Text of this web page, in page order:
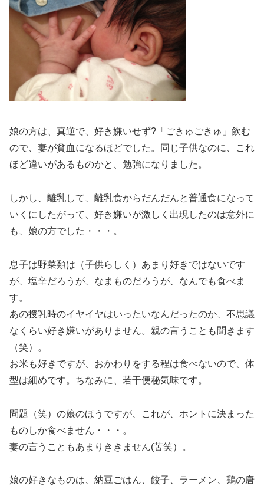
娘の方は、真逆で、好き嫌いせず?「ごきゅごきゅ」飲む
ので、妻が貧血になるほどでした。同じ子供なのに、これ
ほど違いがあるものかと、勉強になりました。
しかし、離乳して、離乳食からだんだんと普通食になって
いくにしたがって、好き嫌いが激しく出現したのは意外に
も、娘の方でした・・・。
息子は野菜類は（子供らしく）あまり好きではないです
が、塩辛だろうが、なまものだろうが、なんでも食べま
す。
あの授乳時のイヤイヤはいったいなんだったのか、不思議
なくらい好き嫌いがありません。親の言うことも聞きます
（笑）。
お米も好きですが、おかわりをする程は食べないので、体
型は細めです。ちなみに、若干便秘気味です。
問題（笑）の娘のほうですが、これが、ホントに決まった
ものしか食べません・・・。
妻の言うこともあまりききません(苦笑）。
娘の好きなものは、納豆ごはん、餃子、ラーメン、鶏の唐